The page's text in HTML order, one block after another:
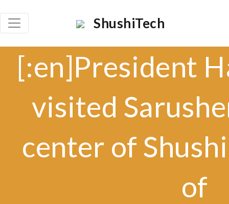
ShushiTech
[:en]President
visited
center of
of